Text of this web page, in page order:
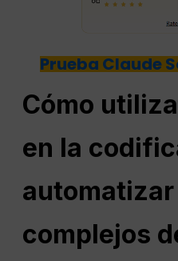
Prueba Claude
Cómo
en la
complejos